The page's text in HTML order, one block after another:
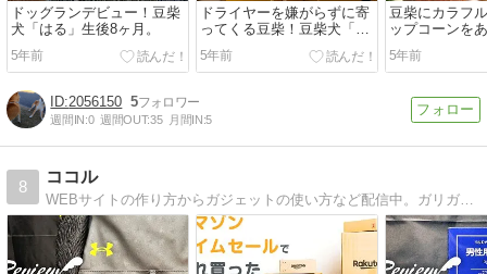
ドッグランデビュー！豆柴
犬「はる」生後8ヶ月。
5年前
ドライヤーを嫌がらずに寄
ってくる豆柴！豆柴犬「は
る」生後8ヶ月。
5年前
豆柴にカラフ
ップコーンを
豆柴犬「はる
月。
5年前
2056150 5
週間IN:0 週間OUT:35 月間IN:5
8
ココル
WEBサイトの作り方からガジェットの使い方など配信中。ガリガリ体型から脱却するため始めた筋トレや旅行の思い出をまとめているブログ。